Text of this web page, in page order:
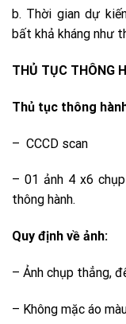
b. Thời gian dự
bất khả kháng như
THỦ TỤC THÔNG
Thủ tục thông
– CCCD scan
– 01 ảnh 4 x6
thông hành.
Quy định về ảnh:
– Ảnh chụp thẳng,
– Không mặc áo